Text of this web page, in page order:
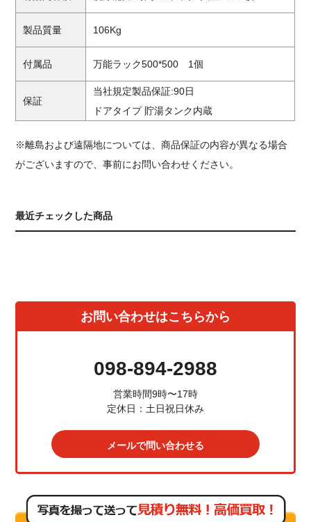
製品質量 106Kg
付属品 万能ラック500*500 1個
保証
当社規定製品保証:90日
ドアタイプ 貯湯タンク内蔵
※離島および遠隔地については、商品保証の内容が異なる場合
がございますので、事前にお問い合わせください。
最近チェックした商品
お問い合わせはこちらから
098-894-2988
営業時間9時〜17時
定休日：土日祝日休み
メールで問い合わせる